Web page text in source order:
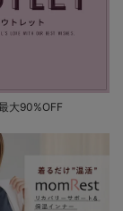
大90%OFF